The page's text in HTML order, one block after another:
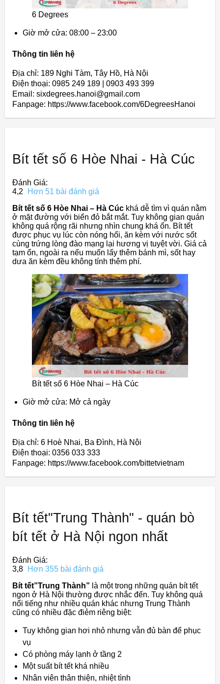
6 Degrees
Giờ mở cửa: 08:00 – 23:00
Thông tin liên hệ
Địa chỉ: 189 Nghi Tàm, Tây Hồ, Hà Nội
Điện thoại: 0985 249 189 | 0903 493 399
Email: sixdegrees.hanoi@gmail.com
Fanpage: https://www.facebook.com/6DegreesHanoi
Bít tết số 6 Hòe Nhai - Hà Cúc
Đánh Giá:
4,2
Hơn 51 bài đánh giá
Bít tết số 6 Hòe Nhai – Hà Cúc khá dễ tìm vì quán nằm
ở mặt đường với biển đỏ bắt mắt. Tuy không gian quán
không quá rộng rãi nhưng nhìn chung khá ổn. Bít tết
được phục vụ lúc còn nóng hổi, ăn kèm với nước sốt
cùng trứng lòng đào mạng lại hương vị tuyệt vời. Giá cả
tạm ổn, ngoài ra nếu muốn lấy thêm bánh mì, sốt hay
dưa ăn kèm đều không tính thêm phí.
Bít tết số 6 Hòe Nhai – Hà Cúc
Giờ mở cửa: Mở cả ngày
Thông tin liên hệ
Địa chỉ: 6 Hoè Nhai, Ba Đình, Hà Nội
Điện thoại: 0356 033 333
Fanpage: https://www.facebook.com/bittetvietnam
Bít tết"Trung Thành" - quán bò
bít tết ở Hà Nội ngon nhất
Đánh Giá:
3,8
Hơn 355 bài đánh giá
Bít tết”Trung Thành” là một trong những quán bít tết
ngon ở Hà Nội thường được nhắc đến. Tuy không quá
nổi tiếng như nhiều quán khác nhưng Trung Thành
cũng có nhiều đặc điẻm riêng biệt:
Tuy không gian hơi nhỏ nhưng vẫn đủ bàn để phục
vụ
Có phòng máy lạnh ở tầng 2
Một suất bít tết khá nhiều
Nhân viên thân thiện, nhiệt tình